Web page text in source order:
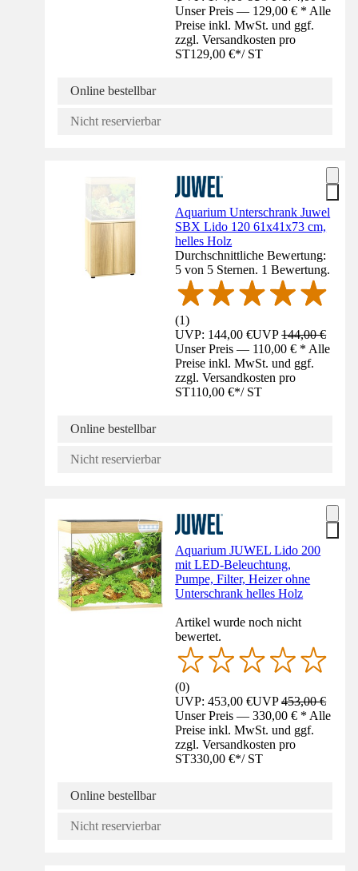
Unser Preis — 129,00 € * Alle
Preise inkl. MwSt. und ggf.
zzgl. Versandkosten pro
ST129,00 €*/ ST
Online bestellbar
Nicht reservierbar
Aquarium Unterschrank Juwel
SBX Lido 120 61x41x73 cm,
helles Holz
Durchschnittliche Bewertung:
5 von 5 Sternen. 1 Bewertung.
(1)
UVP: 144,00 €UVP144,00 €
Unser Preis — 110,00 € * Alle
Preise inkl. MwSt. und ggf.
zzgl. Versandkosten pro
ST110,00 €*/ ST
Online bestellbar
Nicht reservierbar
Aquarium JUWEL Lido 200
mit LED-Beleuchtung,
Pumpe, Filter, Heizer ohne
Unterschrank helles Holz
Artikel wurde noch nicht
bewertet.
(0)
UVP: 453,00 €UVP453,00 €
Unser Preis — 330,00 € * Alle
Preise inkl. MwSt. und ggf.
zzgl. Versandkosten pro
ST330,00 €*/ ST
Online bestellbar
Nicht reservierbar